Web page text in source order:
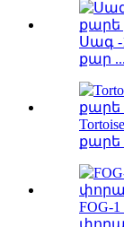
Սագ
քար ...
քարե
FOG-